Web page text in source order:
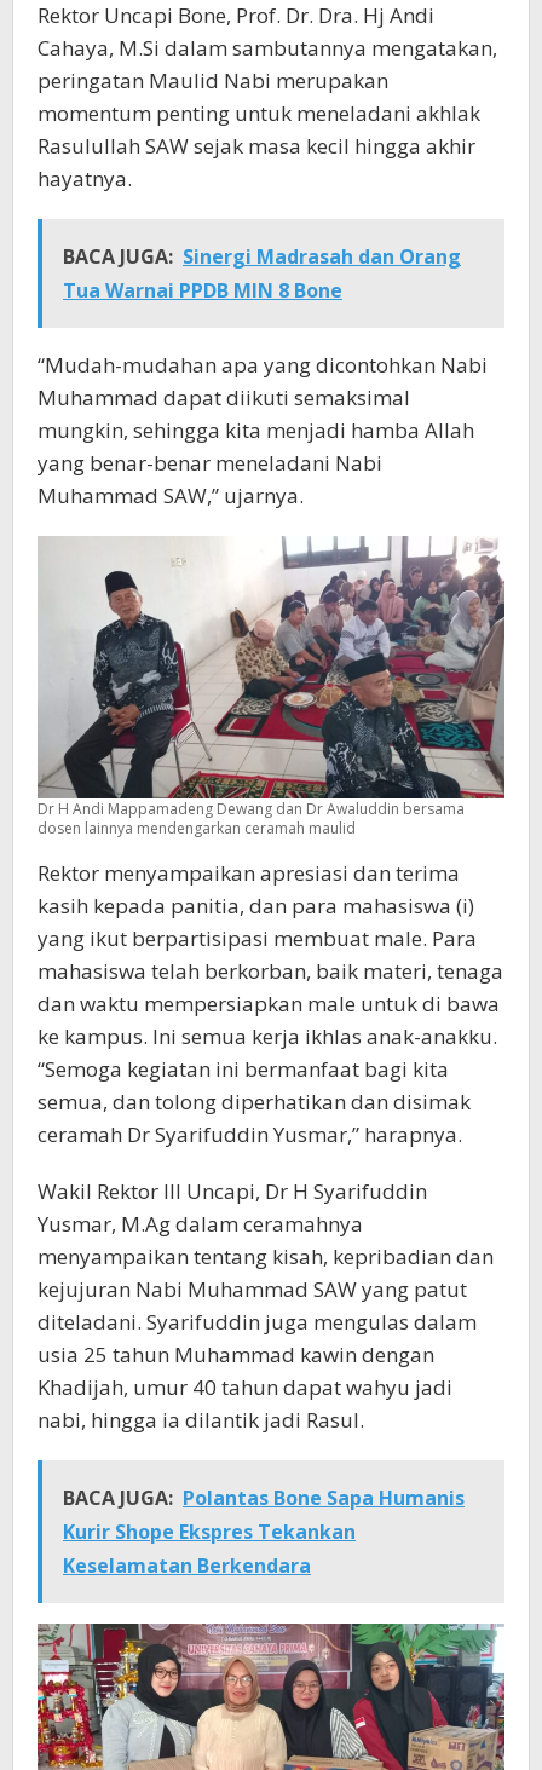
Rektor Uncapi Bone, Prof. Dr. Dra. Hj Andi
Cahaya, M.Si dalam sambutannya mengatakan,
peringatan Maulid Nabi merupakan
momentum penting untuk meneladani akhlak
Rasulullah SAW sejak masa kecil hingga akhir
hayatnya.
BACA JUGA: Sinergi Madrasah dan Orang
Tua Warnai PPDB MIN 8 Bone
“Mudah-mudahan apa yang dicontohkan Nabi
Muhammad dapat diikuti semaksimal
mungkin, sehingga kita menjadi hamba Allah
yang benar-benar meneladani Nabi
Muhammad SAW,” ujarnya.
Dr H Andi Mappamadeng Dewang dan Dr Awaluddin bersama
dosen lainnya mendengarkan ceramah maulid
Rektor menyampaikan apresiasi dan terima
kasih kepada panitia, dan para mahasiswa (i)
yang ikut berpartisipasi membuat male. Para
mahasiswa telah berkorban, baik materi, tenaga
dan waktu mempersiapkan male untuk di bawa
ke kampus. Ini semua kerja ikhlas anak-anakku.
“Semoga kegiatan ini bermanfaat bagi kita
semua, dan tolong diperhatikan dan disimak
ceramah Dr Syarifuddin Yusmar,” harapnya.
Wakil Rektor III Uncapi, Dr H Syarifuddin
Yusmar, M.Ag dalam ceramahnya
menyampaikan tentang kisah, kepribadian dan
kejujuran Nabi Muhammad SAW yang patut
diteladani. Syarifuddin juga mengulas dalam
usia 25 tahun Muhammad kawin dengan
Khadijah, umur 40 tahun dapat wahyu jadi
nabi, hingga ia dilantik jadi Rasul.
BACA JUGA: Polantas Bone Sapa Humanis
Kurir Shope Ekspres Tekankan
Keselamatan Berkendara